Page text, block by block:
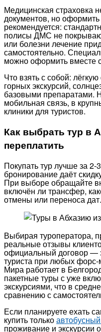
Медицинская страховка
документов, но оформить
рекомендуется:
полисы ДМС не
или болезни лечение
самостоятельно.
можно оформить вместе
Что взять с собой:
горных экскурсий,
базовыми препаратами.
мобильная связь, в
клиники для туристов.
Как выбрать тур в
переплатить
Покупать тур лучше за
бронирование даёт
При выборе обращайте
включён ли трансфер,
отмены или переноса дат.
Выбирая туроператора,
реальные отзывы
официальный договор —
туриста при любых форс-
Мира работает в
пакетные туры с уже
экскурсиями, что в
сравнению с
Если планируете ехать
купить только
проживание и экскурсии